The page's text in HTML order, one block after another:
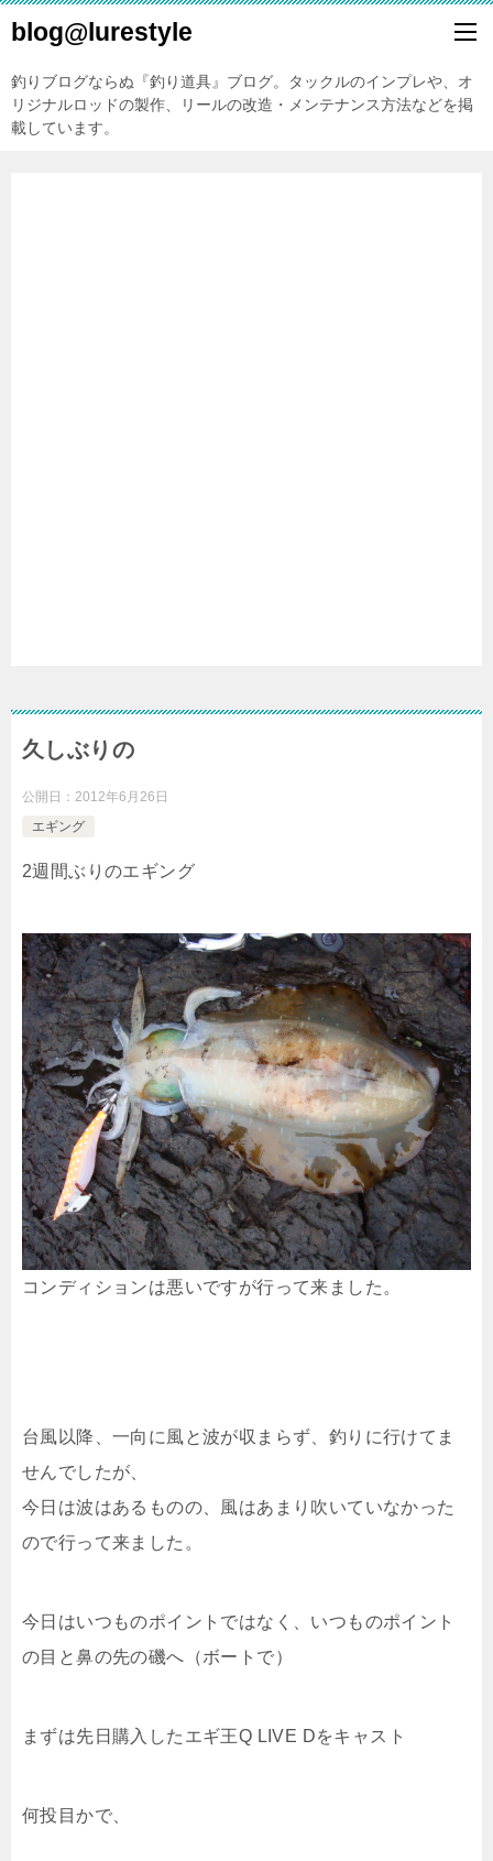
blog@lurestyle
釣りブログならぬ『釣り道具』ブログ。タックルのインプレや、オ
リジナルロッドの製作、リールの改造・メンテナンス方法などを掲
載しています。
久しぶりの
公開日： 2012年6月26日
エギング
2週間ぶりのエギング
コンディションは悪いですが行って来ました。
台風以降、一向に風と波が収まらず、釣りに行けてま
せんでしたが、
今日は波はあるものの、風はあまり吹いていなかった
ので行って来ました。
今日はいつものポイントではなく、いつものポイント
の目と鼻の先の磯へ（ボートで）
まずは先日購入したエギ王Q LIVE Dをキャスト
何投目かで、